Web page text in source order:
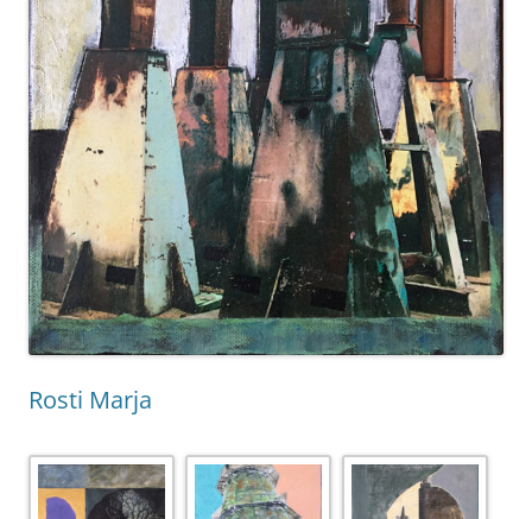
Rosti Marja